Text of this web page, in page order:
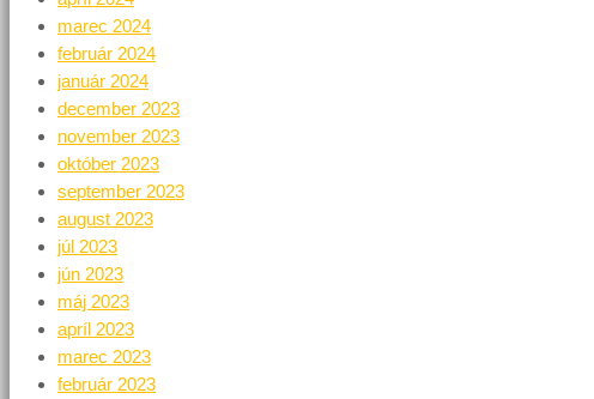
marec 2024
február 2024
január 2024
december 2023
november 2023
október 2023
september 2023
august 2023
júl 2023
jún 2023
máj 2023
apríl 2023
marec 2023
február 2023